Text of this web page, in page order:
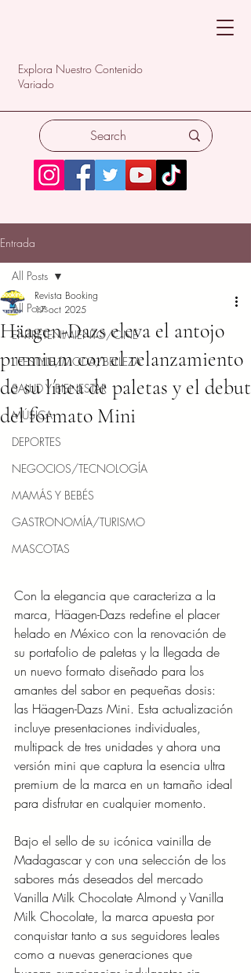
Explora Nuestro Contenido
Variado
Entrada
All Posts
ENTRETENIMIENTO/CINE
LIFESTYLE/MODA/BELLEZA
SALUD Y BIENESTAR
MÚSICA
DEPORTES
NEGOCIOS/TECNOLOGÍA
MAMÁS Y BEBÉS
GASTRONOMÍA/TURISMO
MASCOTAS
All Posts
Häagen-Dazs eleva el antojo
premium con el relanzamiento
de su línea de paletas y el debut
del formato Mini
Revista Booking
17 oct 2025
Con la elegancia que caracteriza a la
marca, Häagen-Dazs redefine el placer
helado en México con la renovación de
su portafolio de paletas y la llegada de
un nuevo formato diseñado para los
amantes del sabor en pequeñas dosis:
las Häagen-Dazs Mini. Esta actualización
incluye presentaciones individuales,
multipack de tres unidades y ahora una
versión mini que captura la esencia ultra
premium de la marca en un tamaño ideal
para disfrutar en cualquier momento.
Bajo el sello de su icónica vainilla de
Madagascar y con una selección de los
sabores más deseados del mercado
Vanilla Milk Chocolate Almond y Vanilla
Milk Chocolate, la marca apuesta por
conquistar tanto a sus seguidores leales
como a nuevas generaciones que